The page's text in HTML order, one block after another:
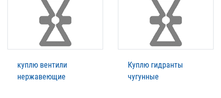
куплю вентили
нержавеющие
Куплю гидранты
чугунные